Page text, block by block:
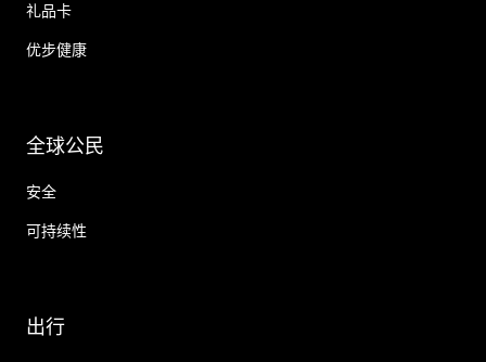
礼品卡
优步健康
全球公民
安全
可持续性
出行